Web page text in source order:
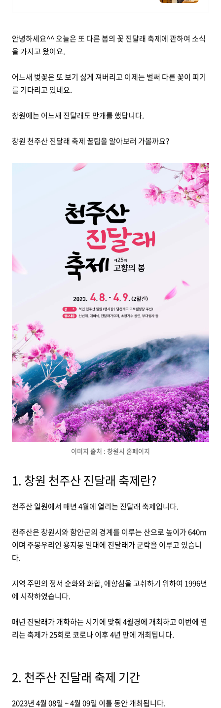
안녕하세요^^ 오늘은 또 다른 봄의 꽃 진달래 축제에 관하여 소식
을 가지고 왔어요.
어느새 벚꽃은 또 보기 싫게 져버리고 이제는 벌써 다른 꽃이 피기
를 기다리고 있네요.
창원에는 어느새 진달래도 만개를 했답니다.
창원 천주산 진달래 축제 꿀팁을 알아보러 가볼까요?
이미지 출처 : 창원시 홈페이지
1. 창원 천주산 진달래 축제란?
천주산 일원에서 매년 4월에 열리는 진달래 축제입니다.
천주산은 창원시와 함안군의 경계를 이루는 산으로 높이가 640m
이며 주봉우리인 용지봉 일대에 진달래가 군락을 이루고 있습니
다.
지역 주민의 정서 순화와 화합, 애향심을 고취하기 위하여 1996년
에 시작하였습니다.
매년 진달래가 개화하는 시기에 맞춰 4월경에 개최하고 이번에 열
리는 축제가 25회로 코로나 이후 4년 만에 개최됩니다.
2. 천주산 진달래 축제 기간
2023년 4월 08일 ~ 4월 09일 이틀 동안 개최됩니다.